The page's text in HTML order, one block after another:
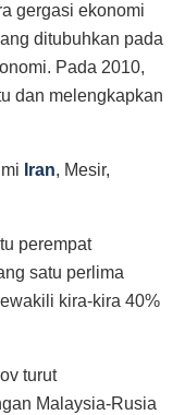
gergasi ekonomi
ditubuhkan pada
Pada 2010,
dan melengkapkan
Iran, Mesir,
perempat
satu perlima
kira-kira 40%
turut
Malaysia-Rusia